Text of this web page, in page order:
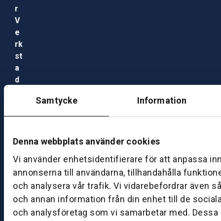
Samtycke Information
Denna webbplats använder cookies
Vi använder enhetsidentifierare för att anpassa
annonserna till användarna, tillhandahålla
och analysera vår trafik. Vi vidarebefordrar även
och annan information från din enhet till de
och analysföretag som vi samarbetar med. Dessa
r
V
e
rk
st
a
d
d
g
fr
e
d
a
g: